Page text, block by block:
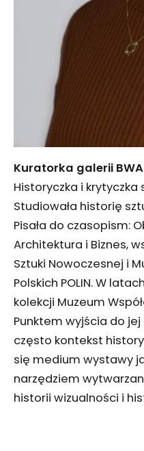
Kuratorka galerii
Historyczka i krytyczka
Studiowała historię
Pisała do czasopism:
Architektura i Biznes,
Sztuki Nowoczesnej i
Polskich POLIN. W
kolekcji Muzeum
Punktem wyjścia do
często kontekst
się medium wystawy
narzędziem
historii wizualności i